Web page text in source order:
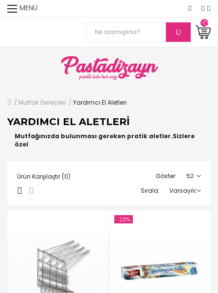
MENÜ
Mutfak Gereçleri Yardımcı El Aletleri
YARDIMCI EL ALETLERI
Mutfağınızda bulunması gereken pratik aletler.Sizlere
özel
Ürün Karşılaştır (0)
Göster:
Sırala:
-23%